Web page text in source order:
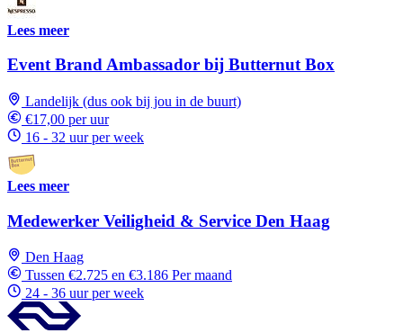
Lees meer
Event Brand Ambassador bij Butternut Box
Landelijk (dus ook bij jou in de buurt)
€17,00 per uur
16 - 32 uur per week
Lees meer
Medewerker Veiligheid & Service Den Haag
Den Haag
Tussen €2.725 en €3.186 Per maand
24 - 36 uur per week